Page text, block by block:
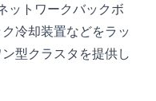
ットワークバックボ
冷却装置などをラッ
型クラスタを提供し